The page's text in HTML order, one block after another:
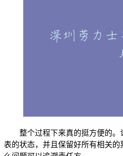
整个过程下来真的挺方便的
表的状态，并且保留好所有相关